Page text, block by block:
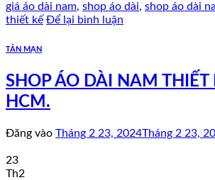
giá áo dài nam, shop áo dài, shop áo dài
thiết kế Để lại bình luận
TẢN MẠN
SHOP ÁO DÀI NAM THIẾT
HCM.
Đăng vào Tháng 2 23, 2024Tháng 2 23,
23
Th2